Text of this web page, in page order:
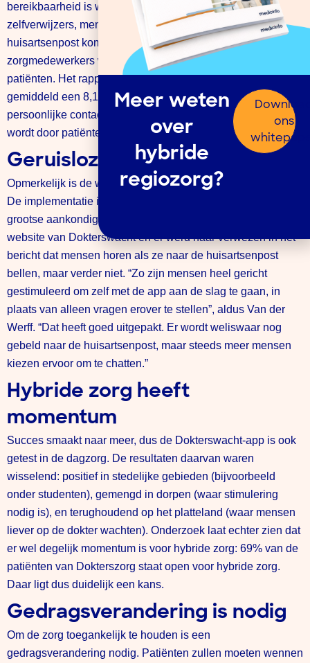
bereikbaarheid is wel significant verbeterd.” Ook het aantal
zelfverwijzers, mensen die zonder triage naar de
huisartsenpost komen, is aanzienlijk verlaagd. Naast de
zorgmedewerkers wordt de app ook positief ontvangen door
patiënten. Het rapportcijfer dat gebruikers geven is
gemiddeld een 8,1. Met name de kortere wachttijd, het
persoonlijke contact en het kunnen meesturen van foto’s
wordt door patiënten erg gewaardeerd.
Geruisloze introductie
Opmerkelijk is de wijze waarop de app geïntroduceerd is.
De implementatie is namelijk geruisloos verlopen, zonder
grootse aankondiging of campagne. Het stond op de
website van Dokterswacht en er werd naar verwezen in het
bericht dat mensen horen als ze naar de huisartsenpost
bellen, maar verder niet. “Zo zijn mensen heel gericht
gestimuleerd om zelf met de app aan de slag te gaan, in
plaats van alleen vragen erover te stellen”, aldus Van der
Werff. “Dat heeft goed uitgepakt. Er wordt weliswaar nog
gebeld naar de huisartsenpost, maar steeds meer mensen
kiezen ervoor om te chatten.”
Hybride zorg heeft
momentum
Succes smaakt naar meer, dus de Dokterswacht-app is ook
getest in de dagzorg. De resultaten daarvan waren
wisselend: positief in stedelijke gebieden (bijvoorbeeld
onder studenten), gemengd in dorpen (waar stimulering
nodig is), en terughoudend op het platteland (waar mensen
liever op de dokter wachten). Onderzoek laat echter zien dat
er wel degelijk momentum is voor hybride zorg: 69% van de
patiënten van Dokterszorg staat open voor hybride zorg.
Daar ligt dus duidelijk een kans.
Gedragsverandering is nodig
Om de zorg toegankelijk te houden is een
gedragsverandering nodig. Patiënten zullen moeten wennen
Meer weten
over
hybride
regiozorg?
ons